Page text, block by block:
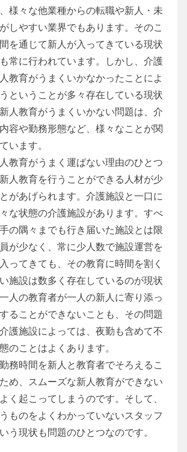
様々な他業種からの転職や新人・未
しやすい業界でもあります。そのこ
を通じて新人が入ってきている現状
常に行われています。しかし、介護
教育がうまくいかなかったことによ
ということが多々存在している現状
人教育がうまくいかない問題は、介
容や勤務形態など、様々なことが関
います。
教育がうまく運ばない理由のひとつ
人教育を行うことができる人材が少
があげられます。介護施設と一口に
な状態の介護施設があります。すべ
の隅々までも行き届いた施設とは限
が少なく、常に少人数で施設運営を
ってきても、その教育に時間を割く
施設は数多く存在しているのが現状
人の教育者が一人の新人に寄り添っ
ることができないことも、その問題
護施設によっては、夜勤も含めて不
のことはよくあります。
務時間を新人と教育者でそろえるこ
め、スムーズな新人教育ができない
く起こってしまうのです。そして、
ものをよくわかっていないスタッフ
う現状も問題のひとつなのです。